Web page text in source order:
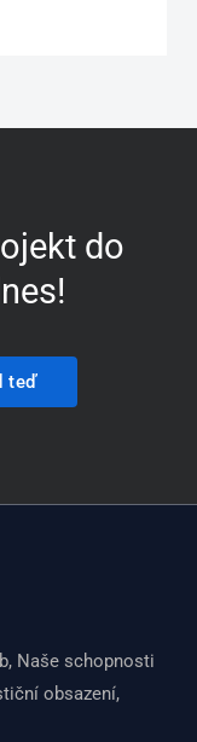
do
teď
Naše schopnosti
obsazení,